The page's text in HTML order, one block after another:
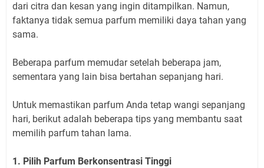
dari citra dan kesan yang ingin ditampilkan. Namun,
faktanya tidak semua parfum memiliki daya tahan yang
sama.
Beberapa parfum memudar setelah beberapa jam,
sementara yang lain bisa bertahan sepanjang hari.
Untuk memastikan parfum Anda tetap wangi sepanjang
hari, berikut adalah beberapa tips yang membantu saat
memilih parfum tahan lama.
1. Pilih Parfum Berkonsentrasi Tinggi